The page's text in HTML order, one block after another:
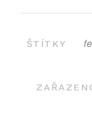
ŠTÍTKY